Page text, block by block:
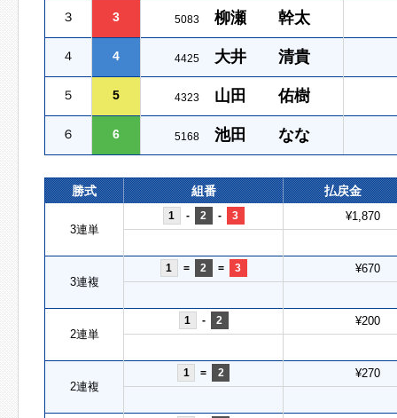
３ 3 5083 柳瀬 幹太
４ 4 4425 大井 清貴
５ 5 4323 山田 佑樹
６ 6 5168 池田 なな
勝式 組番 払戻金
3連単
1 - 2 - 3 ¥1,870
3連複
1 = 2 = 3 ¥670
2連単
1 - 2 ¥200
2連複
1 = 2 ¥270